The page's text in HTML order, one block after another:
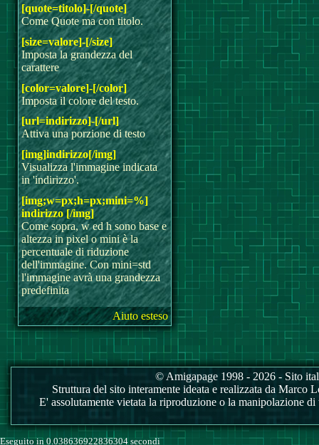
[quote=titolo]-[/quote]
Come Quote ma con titolo.
[size=valore]-[/size]
Imposta la grandezza del
carattere
[color=valore]-[/color]
Imposta il colore del testo.
[url=indirizzo]-[/url]
Attiva una porzione di testo
[img]indirizzo[/img]
Visualizza l'immagine indicata
in 'indirizzo'.
[img;w=px;h=px;mini=%]
indirizzo [/img]
Come sopra, w ed h sono base e
altezza in pixel o mini è la
percentuale di riduzione
dell'immagine. Con mini=std
l'immagine avrà una grandezza
predefinita
Aiuto esteso
© Amigapage 1998 - 2026 - Sito
Struttura del sito interamente ideata e realizzata da
E' assolutamente vietata la riproduzione o la manipolazione
Eseguito in 0.038636922836304 secondi